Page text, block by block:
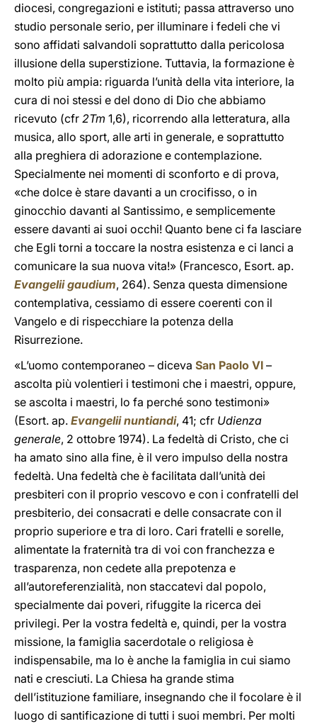
diocesi, congregazioni e istituti; passa attraverso uno
studio personale serio, per illuminare i fedeli che vi
sono affidati salvandoli soprattutto dalla pericolosa
illusione della superstizione. Tuttavia, la formazione è
molto più ampia: riguarda l’unità della vita interiore, la
cura di noi stessi e del dono di Dio che abbiamo
ricevuto (cfr 2Tm 1,6), ricorrendo alla letteratura, alla
musica, allo sport, alle arti in generale, e soprattutto
alla preghiera di adorazione e contemplazione.
Specialmente nei momenti di sconforto e di prova,
«che dolce è stare davanti a un crocifisso, o in
ginocchio davanti al Santissimo, e semplicemente
essere davanti ai suoi occhi! Quanto bene ci fa lasciare
che Egli torni a toccare la nostra esistenza e ci lanci a
comunicare la sua nuova vita!» (Francesco, Esort. ap.
Evangelii gaudium, 264). Senza questa dimensione
contemplativa, cessiamo di essere coerenti con il
Vangelo e di rispecchiare la potenza della
Risurrezione.
«L’uomo contemporaneo – diceva San Paolo VI –
ascolta più volentieri i testimoni che i maestri, oppure,
se ascolta i maestri, lo fa perché sono testimoni»
(Esort. ap. Evangelii nuntiandi, 41; cfr Udienza
generale, 2 ottobre 1974). La fedeltà di Cristo, che ci
ha amato sino alla fine, è il vero impulso della nostra
fedeltà. Una fedeltà che è facilitata dall’unità dei
presbiteri con il proprio vescovo e con i confratelli del
presbiterio, dei consacrati e delle consacrate con il
proprio superiore e tra di loro. Cari fratelli e sorelle,
alimentate la fraternità tra di voi con franchezza e
trasparenza, non cedete alla prepotenza e
all’autoreferenzialità, non staccatevi dal popolo,
specialmente dai poveri, rifuggite la ricerca dei
privilegi. Per la vostra fedeltà e, quindi, per la vostra
missione, la famiglia sacerdotale o religiosa è
indispensabile, ma lo è anche la famiglia in cui siamo
nati e cresciuti. La Chiesa ha grande stima
dell’istituzione familiare, insegnando che il focolare è il
luogo di santificazione di tutti i suoi membri. Per molti